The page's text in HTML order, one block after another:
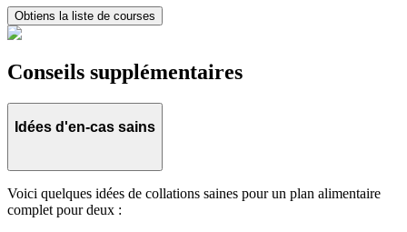
Obtiens la liste de courses
Conseils supplémentaires
Idées d'en-cas sains
Voici quelques idées de collations saines pour un plan alimentaire
complet pour deux :